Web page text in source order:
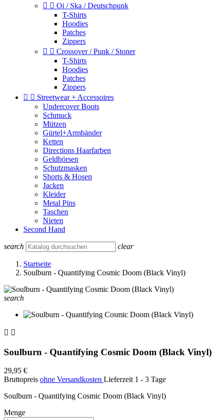
  Oi / Ska / Deutschpunk
T-Shirts
Hoodies
Patches
Zippers
  Crossover / Punk / Stoner
T-Shirts
Hoodies
Patches
Zippers
  Streetwear + Accessoires
Undercover Boots
Schmuck
Mützen
Gürtel+Armbänder
Ketten
Directions Haarfarben
Geldbörsen
Schutzmasken
Shorts & Hosen
Jacken
Kleider
Metal Pins
Taschen
Nieten
Second Hand
search clear
Startseite
Soulburn - Quantifying Cosmic Doom (Black Vinyl)
search
 
Soulburn - Quantifying Cosmic Doom (Black Vinyl)
29,95 €
Bruttopreis ohne Versandkosten Lieferzeit 1 - 3 Tage
Soulburn - Quantifying Cosmic Doom (Black Vinyl)
Menge